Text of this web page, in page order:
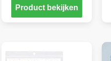
Product bekijken